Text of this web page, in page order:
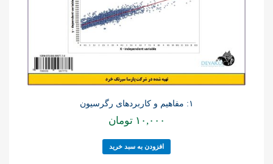
۱: مفاهیم و کاربردهای رگرسیون
۱۰,۰۰۰ تومان
افزودن به سبد خرید